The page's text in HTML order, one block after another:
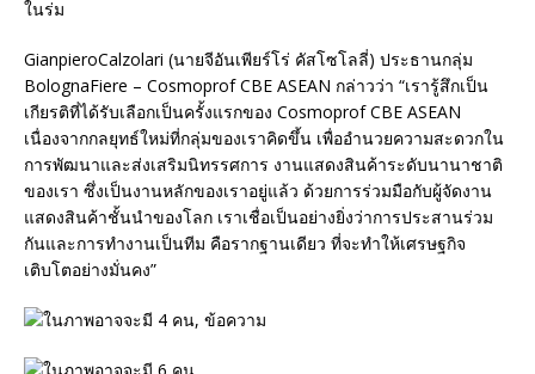
GianpieroCalzolari (นายจีอันเพียร์โร่ คัสโซโลลี่) ประธานกลุ่ม
BolognaFiere – Cosmoprof CBE ASEAN กล่าวว่า “เรารู้สึกเป็น
เกียรติที่ได้รับเลือกเป็นครั้งแรกของ Cosmoprof CBE ASEAN
เนื่องจากกลยุทธ์ใหม่ที่กลุ่มของเราคิดขึ้น เพื่ออำนวยความสะดวกใน
การพัฒนาและส่งเสริมนิทรรศการ งานแสดงสินค้าระดับนานาชาติ
ของเรา ซึ่งเป็นงานหลักของเราอยู่แล้ว ด้วยการร่วมมือกับผู้จัดงาน
แสดงสินค้าชั้นนำของโลก เราเชื่อเป็นอย่างยิ่งว่าการประสานร่วม
กันและการทำงานเป็นทีม คือรากฐานเดียว ที่จะทำให้เศรษฐกิจ
เติบโตอย่างมั่นคง”